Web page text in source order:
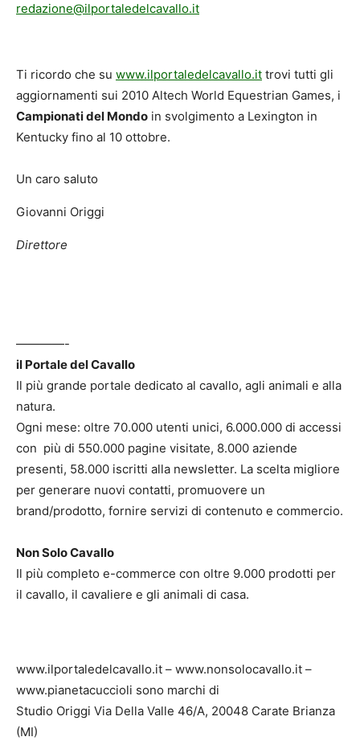
redazione@ilportaledelcavallo.it
Ti ricordo che su www.ilportaledelcavallo.it trovi tutti gli
aggiornamenti sui 2010 Altech World Equestrian Games, i
Campionati del Mondo in svolgimento a Lexington in
Kentucky fino al 10 ottobre.
Un caro saluto
Giovanni Origgi
Direttore
————-
il Portale del Cavallo
Il più grande portale dedicato al cavallo, agli animali e alla
natura.
Ogni mese: oltre 70.000 utenti unici, 6.000.000 di accessi
con più di 550.000 pagine visitate, 8.000 aziende
presenti, 58.000 iscritti alla newsletter. La scelta migliore
per generare nuovi contatti, promuovere un
brand/prodotto, fornire servizi di contenuto e commercio.
Non Solo Cavallo
Il più completo e-commerce con oltre 9.000 prodotti per
il cavallo, il cavaliere e gli animali di casa.
www.ilportaledelcavallo.it – www.nonsolocavallo.it –
www.pianetacuccioli sono marchi di
Studio Origgi Via Della Valle 46/A, 20048 Carate Brianza
(MI)